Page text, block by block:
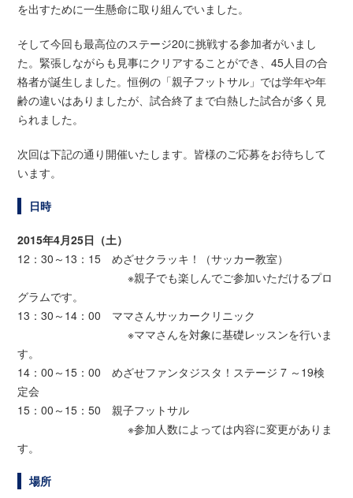
を出すために一生懸命に取り組んでいました。
そして今回も最高位のステージ20に挑戦する参加者がいまし
た。緊張しながらも見事にクリアすることができ、45人目の合
格者が誕生しました。恒例の「親子フットサル」では学年や年
齢の違いはありましたが、試合終了まで白熱した試合が多く見
られました。
次回は下記の通り開催いたします。皆様のご応募をお待ちして
います。
日時
2015年4月25日（土）
12：30～13：15 めざせクラッキ！（サッカー教室）
※親子でも楽しんでご参加いただけるプロ
グラムです。
13：30～14：00 ママさんサッカークリニック
※ママさんを対象に基礎レッスンを行いま
す。
14：00～15：00 めざせファンタジスタ！ステージ 7 ～19検
定会
15：00～15：50 親子フットサル
※参加人数によっては内容に変更がありま
す。
場所